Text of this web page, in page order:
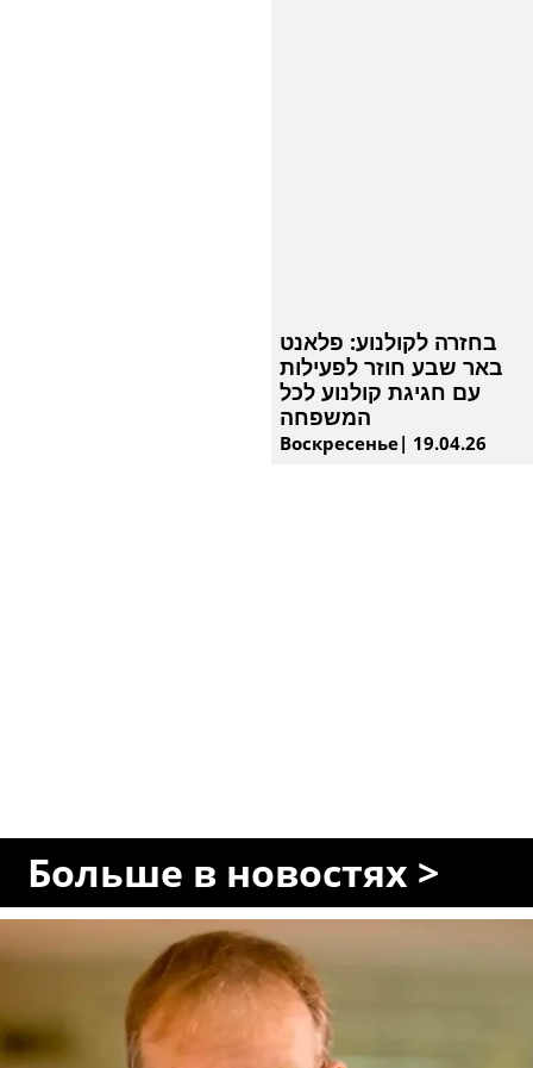
בחזרה לקולנוע: פלאנט
באר שבע חוזר לפעילות
עם חגיגת קולנוע לכל
המשפחה
Воскресенье| 19.04.26
Больше в новостях >